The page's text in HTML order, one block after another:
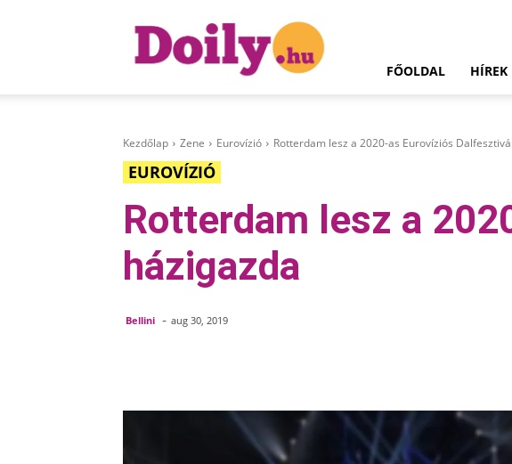
FŐOLDAL HÍREK
Kezdőlap Zene Eurovízió Rotterdam lesz a 2020-as Eurovíziós
EUROVÍZIÓ
Rotterdam lesz a
házigazda
Bellini - aug 30, 2019